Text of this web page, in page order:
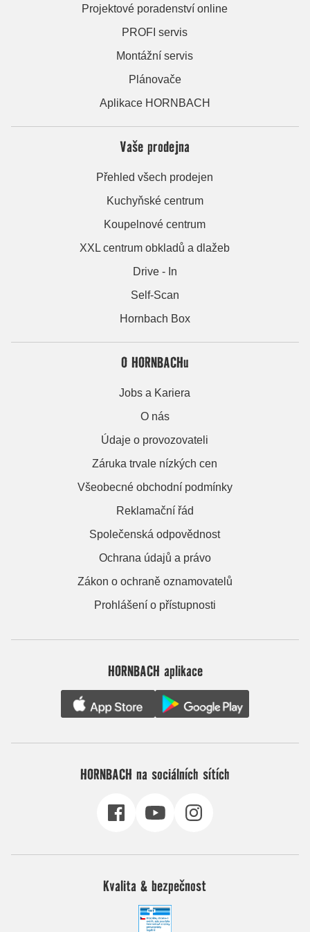
Projektové poradenství online
PROFI servis
Montážní servis
Plánovače
Aplikace HORNBACH
Vaše prodejna
Přehled všech prodejen
Kuchyňské centrum
Koupelnové centrum
XXL centrum obkladů a dlažeb
Drive - In
Self-Scan
Hornbach Box
O HORNBACHu
Jobs a Kariera
O nás
Údaje o provozovateli
Záruka trvale nízkých cen
Všeobecné obchodní podmínky
Reklamační řád
Společenská odpovědnost
Ochrana údajů a právo
Zákon o ochraně oznamovatelů
Prohlášení o přístupnosti
HORNBACH aplikace
HORNBACH na sociálních sítích
Kvalita & bezpečnost